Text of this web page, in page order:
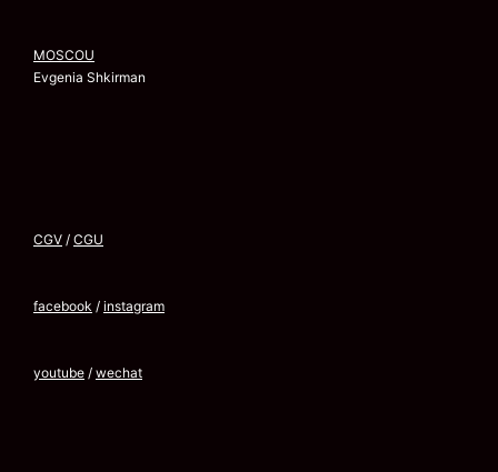
MOSCOU
Evgenia Shkirman
CGV / CGU
facebook / instagram
youtube / wechat